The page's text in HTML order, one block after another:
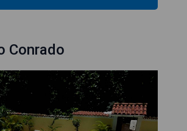
Conrado